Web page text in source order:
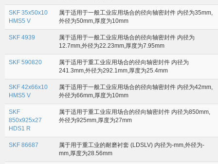
SKF 35x50x10
HMS5 V
属于适用于一般工业应用场合的径向轴密封件 内径为35mm,
外径为50mm,厚度为10mm
SKF 4939
属于适用于一般工业应用场合的径向轴密封件 内径为
12.7mm,外径为22.23mm,厚度为7.95mm
SKF 590820
属于适用于重工业应用场合的径向轴密封件 内径为
241.3mm,外径为292.1mm,厚度为25.4mm
SKF 42x66x10
HMS5 V
属于适用于一般工业应用场合的径向轴密封件 内径为42mm,
外径为66mm,厚度为10mm
SKF
850x925x27
HDS1 R
属于适用于重工业应用场合的径向轴密封件 内径为850mm,
外径为925mm,厚度为27mm
SKF 86687
属于用于重工业的耐磨衬套 (LDSLV) 内径为-mm,外径为-
mm,厚度为28.56mm